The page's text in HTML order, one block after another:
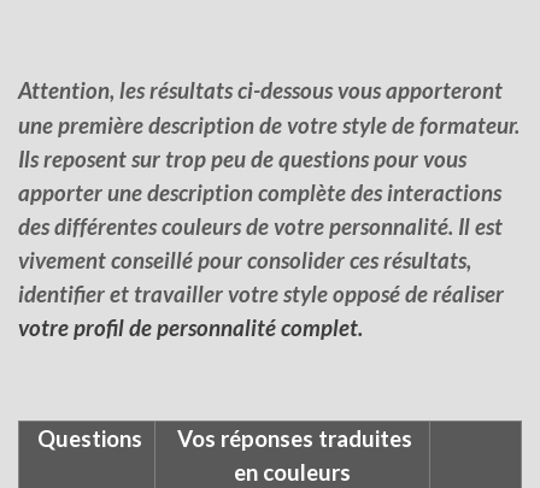
Attention, les résultats ci-dessous vous apporteront
une première description de votre style de formateur.
Ils reposent sur trop peu de questions pour vous
apporter une description complète des interactions
des différentes couleurs de votre personnalité. Il est
vivement conseillé pour consolider ces résultats,
identifier et travailler votre style opposé de réaliser
votre profil de personnalité complet.
Questions
Vos réponses traduites
en couleurs